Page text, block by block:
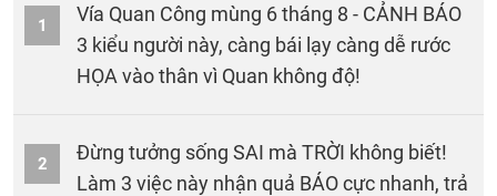
1
Vía Quan Công mùng 6 tháng 8 - CẢNH BÁO
3 kiểu người này, càng bái lạy càng dễ rước
HỌA vào thân vì Quan không độ!
2
Đừng tưởng sống SAI mà TRỜI không biết!
Làm 3 việc này nhận quả BÁO cực nhanh, trả